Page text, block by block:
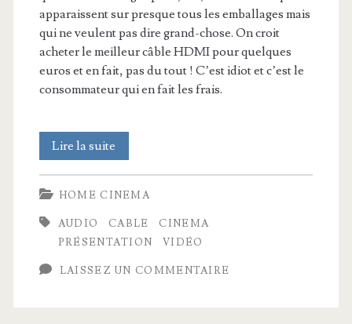
apparaissent sur presque tous les emballages mais
qui ne veulent pas dire grand-chose. On croit
acheter le meilleur câble HDMI pour quelques
euros et en fait, pas du tout ! C’est idiot et c’est le
consommateur qui en fait les frais.
Lire la suite
des
câbles
HDMI
HOME CINEMA
AUDIO CABLE
CINEMA
PRÉSENTATION
VIDÉO
LAISSEZ UN COMMENTAIRE